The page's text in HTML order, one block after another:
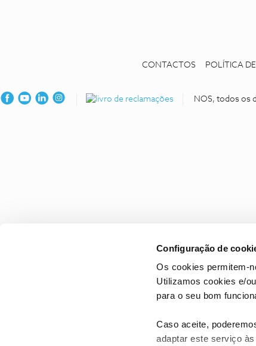
Configuração de
Os cookies permitem-
Utilizamos cookies e/
para o seu bom
Caso aceite,
adaptar este serviço
CONTACTOS POLÍTICA
NOS, todos os